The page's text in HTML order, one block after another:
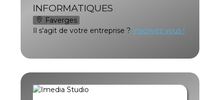
INFORMATIQUES
Faverges
Il s'agit de votre entreprise ? Inscrivez vous !